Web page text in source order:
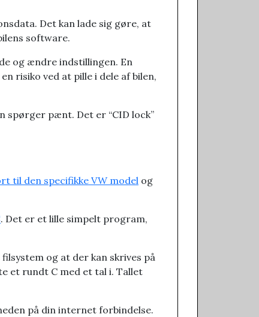
Det kan lade sig gøre, at
software.
og ændre indstillingen. En
risiko ved at pille i dele af bilen,
spørger pænt. Det er “CID lock”
til den specifikke VW model og
. Det er et lille simpelt program,
og at der kan skrives på
et rundt C med et tal i. Tallet
på din internet forbindelse.